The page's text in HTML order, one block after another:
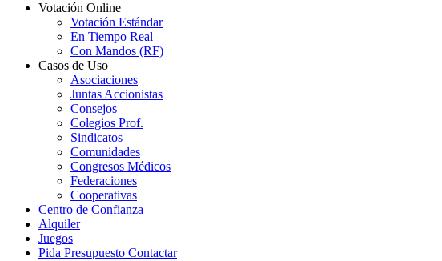
Votación Online
Votación Estándar
En Tiempo Real
Con Mandos (RF)
Casos de Uso
Asociaciones
Juntas Accionistas
Consejos
Colegios Prof.
Sindicatos
Comunidades
Congresos Médicos
Federaciones
Cooperativas
Centro de Confianza
Alquiler
Juegos
Pida Presupuesto Contactar